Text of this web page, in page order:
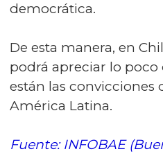
democrática.
De esta manera, en
podrá apreciar lo poco
están las convicciones
América Latina.
Fuente: INFOBAE